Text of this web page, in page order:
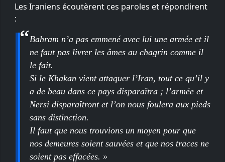
Les Iraniens écoutèrent ces paroles et répondirent
:
Bahram n’a pas emmené avec lui une armée et il
ne faut pas livrer les âmes au chagrin comme il
le fait.
Si le Khakan vient attaquer l’Iran, tout ce qu’il y
a de beau dans ce pays disparaîtra ; l’armée et
Nersi disparaîtront et l’on nous foulera aux pieds
sans distinction.
Il faut que nous trouvions un moyen pour que
nos demeures soient sauvées et que nos traces ne
soient pas effacées. »